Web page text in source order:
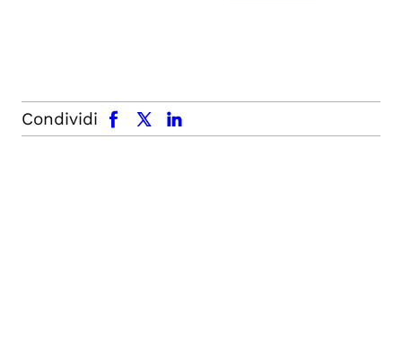
Condividi
facebook x.com linkedin